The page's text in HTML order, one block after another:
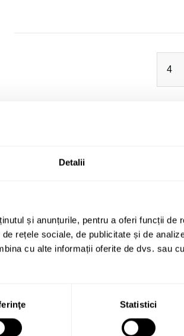
Detalii
și anunțurile, pentru a oferi funcții de
rețele sociale, de publicitate și de
cu alte informații oferite de dvs. sau
Statistici
ALCAR STAHLRAD
6.5